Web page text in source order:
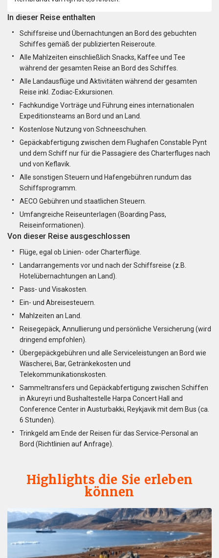
In dieser Reise enthalten
Schiffsreise und Übernachtungen an Bord des gebuchten
Schiffes gemäß der publizierten Reiseroute.
Alle Mahlzeiten einschließlich Snacks, Kaffee und Tee
während der gesamten Reise an Bord des Schiffes.
Alle Landausflüge und Aktivitäten während der gesamten
Reise inkl. Zodiac-Exkursionen.
Fachkundige Vorträge und Führung eines internationalen
Expeditionsteams an Bord und an Land.
Kostenlose Nutzung von Schneeschuhen.
Gepäckabfertigung zwischen dem Flughafen Constable Pynt
und dem Schiff nur für die Passagiere des Charterfluges nach
und von Keflavik.
Alle sonstigen Steuern und Hafengebühren rundum das
Schiffsprogramm.
AECO Gebühren und staatlichen Steuern.
Umfangreiche Reiseunterlagen (Boarding Pass,
Reiseinformationen).
Von dieser Reise ausgeschlossen
Flüge, egal ob Linien- oder Charterflüge.
Landarrangements vor und nach der Schiffsreise (z.B.
Hotelübernachtungen an Land).
Pass- und Visakosten.
Ein- und Abreisesteuern.
Mahlzeiten an Land.
Reisegepäck, Annullierung und persönliche Versicherung (wird
dringend empfohlen).
Übergepäckgebühren und alle Serviceleistungen an Bord wie
Wäscherei, Bar, Getränkekosten und
Telekommunikationskosten.
Sammeltransfers und Gepäckabfertigung zwischen Schiffen
in Akureyri und Bushaltestelle Harpa Concert Hall and
Conference Center in Austurbakki, Reykjavik mit dem Bus (ca.
6 Stunden).
Trinkgeld am Ende der Reisen für das Service-Personal an
Bord (Richtlinien auf Anfrage).
Highlights die Sie erleben
können